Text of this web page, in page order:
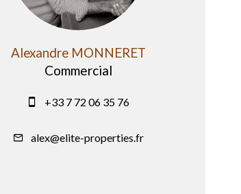
Alexandre MONNERET
Commercial
+33 7 72 06 35 76
alex@elite-properties.fr